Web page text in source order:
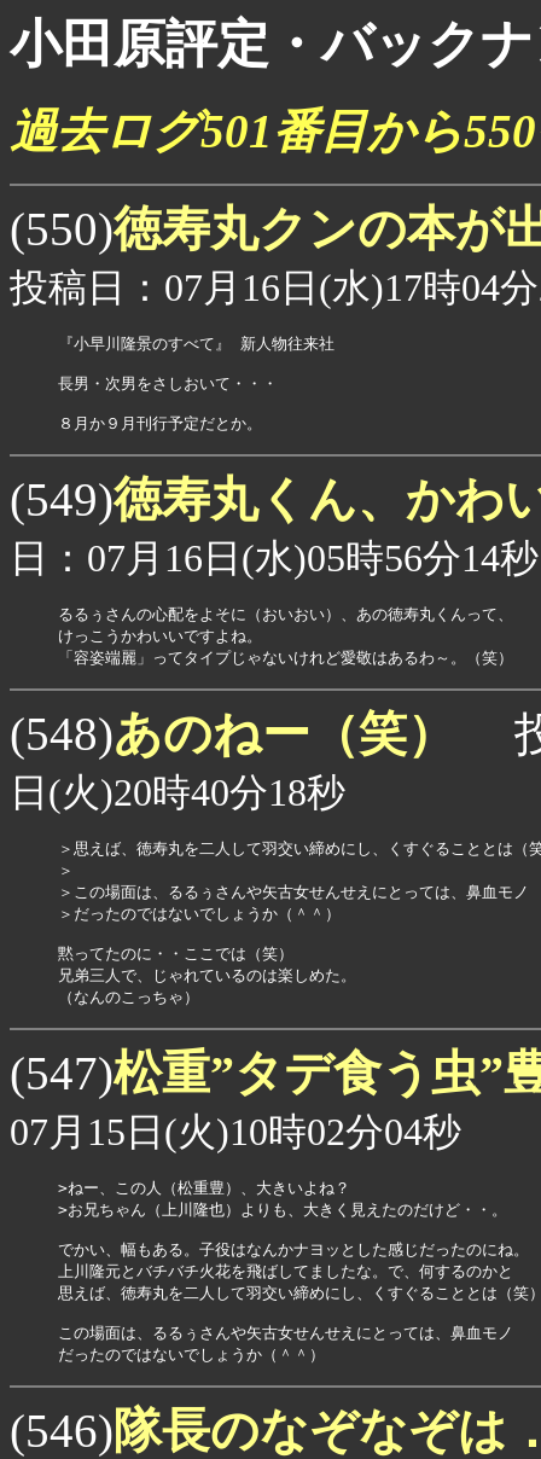
小田原評定・バック
過去ログ501番目から
(550)徳寿丸クンの本が
投稿日：07月16日(水)17時04
『小早川隆景のすべて』 新人物往来社
長男・次男をさしおいて・・・
８月か９月刊行予定だとか。
(549)徳寿丸くん、かわ
日：07月16日(水)05時56分14秒
るるぅさんの心配をよそに（おいおい）、あの徳寿丸くんって、
けっこうかわいいですよね。
「容姿端麗」ってタイプじゃないけれど愛敬はあるわ～。（笑）
(548)あのねー（笑）
日(火)20時40分18秒
＞思えば、徳寿丸を二人して羽交い締めにし、くすぐることとは（
＞
＞この場面は、るるぅさんや矢古女せんせえにとっては、鼻血モノ
＞だったのではないでしょうか（＾＾）
黙ってたのに・・ここでは（笑）
兄弟三人で、じゃれているのは楽しめた。
（なんのこっちゃ）
(547)松重”タデ食う虫”
07月15日(火)10時02分04秒
>ねー、この人（松重豊）、大きいよね？
>お兄ちゃん（上川隆也）よりも、大きく見えたのだけど・・。
でかい、幅もある。子役はなんかナヨッとした感じだったのにね。
上川隆元とバチバチ火花を飛ばしてましたな。で、何するのかと
思えば、徳寿丸を二人して羽交い締めにし、くすぐることとは（笑
この場面は、るるぅさんや矢古女せんせえにとっては、鼻血モノ
だったのではないでしょうか（＾＾）
(546)隊長のなぞなぞは